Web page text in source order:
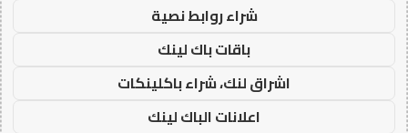
شراء روابط نصية
باقات باك لينك
اشراق لنك، شراء باكلينكات
اعلانات الباك لينك